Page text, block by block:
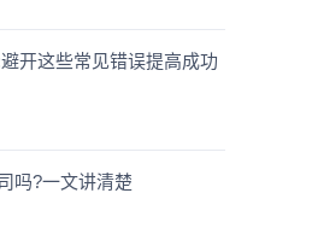
开这些常见错误提高成功
吗?一文讲清楚